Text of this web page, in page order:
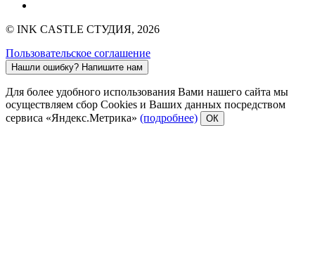
© INK CASTLE СТУДИЯ, 2026
Пользовательское соглашение
Нашли ошибку? Напишите нам
Для более удобного использования Вами нашего сайта мы
осуществляем сбор Cookies и Ваших данных посредством
сервиса «Яндекс.Метрика» (подробнее) ОК